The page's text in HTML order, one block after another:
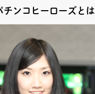
チンコヒーローズとは